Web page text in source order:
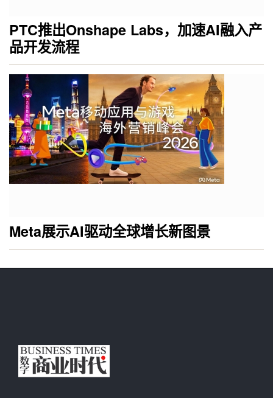
PTC推出Onshape Labs，加速AI融入产
品开发流程
Meta展示AI驱动全球增长新图景